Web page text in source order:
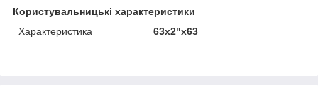
Користувальницькі характеристики
Характеристика
63х2"х63